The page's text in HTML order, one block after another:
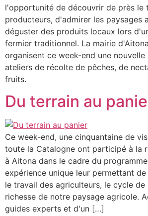
l'opportunité de découvrir de près le
producteurs, d'admirer les paysages
déguster des produits locaux lors
fermier traditionnel. La mairie
organisent ce week-end une
ateliers de récolte de pêches, de
fruits.
Du terrain au
Ce week-end, une cinquantaine de
toute la Catalogne ont participé à la
à Aitona dans le cadre du
expérience unique leur permettant
le travail des agriculteurs, le cycle de
richesse de notre paysage agricole.
guides experts et d'un […]